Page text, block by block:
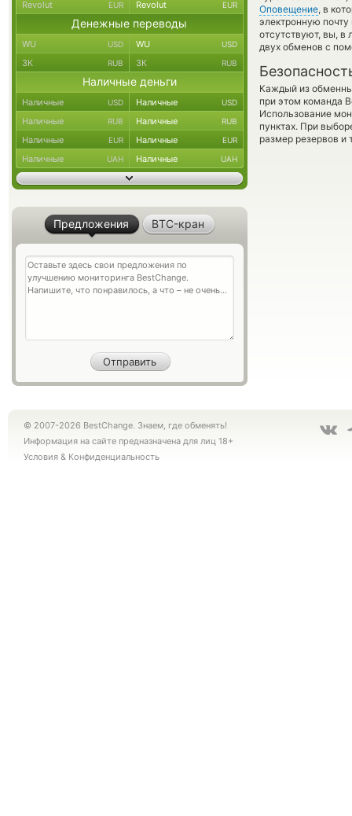
Оповещение, в
электронную
отсутствуют, вы, в
двух обменов с
Каждый из
при этом команда
Использование
пунктах. При
размер резервов и
Revolut EUR Revolut EUR
Денежные переводы
WU USD WU USD
ЗК RUB ЗК RUB
Наличные деньги
Наличные USD Наличные USD
Наличные RUB Наличные RUB
Наличные EUR Наличные EUR
Наличные UAH Наличные UAH
Предложения BTC-кран
© 2007-2026 BestChange. Знаем, где обменять!
Информация на сайте предназначена для лиц 18+
Условия & Конфиденциальность